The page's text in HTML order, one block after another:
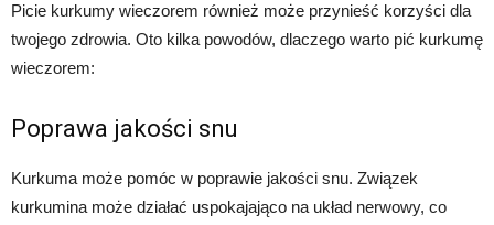
Picie kurkumy wieczorem również może przynieść korzyści dla
twojego zdrowia. Oto kilka powodów, dlaczego warto pić kurkumę
wieczorem:
Poprawa jakości snu
Kurkuma może pomóc w poprawie jakości snu. Związek
kurkumina może działać uspokajająco na układ nerwowy, co